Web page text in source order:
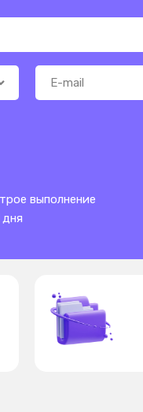
выполнение
дня